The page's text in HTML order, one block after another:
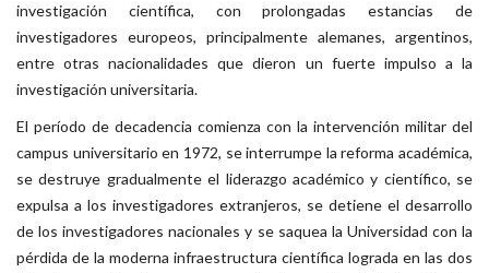
investigación científica, con prolongadas estancias de
investigadores europeos, principalmente alemanes, argentinos,
entre otras nacionalidades que dieron un fuerte impulso a la
investigación universitaria.
El período de decadencia comienza con la intervención militar del
campus universitario en 1972, se interrumpe la reforma académica,
se destruye gradualmente el liderazgo académico y científico, se
expulsa a los investigadores extranjeros, se detiene el desarrollo
de los investigadores nacionales y se saquea la Universidad con la
pérdida de la moderna infraestructura científica lograda en las dos